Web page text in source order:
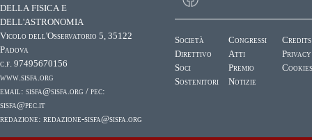
DELLA FISICA E
DELL'ASTRONOMIA
Vicolo dell'Osservatorio 5, 35122
Padova
c.f. 97495670156
www.sisfa.org
email: sisfa@sisfa.org / pec:
sisfa@pec.it
redazione: redazione-sisfa@sisfa.org
Società
Direttivo
Soci
Sostenitori
Congressi
Atti
Premio
Notizie
Credits
Privacy